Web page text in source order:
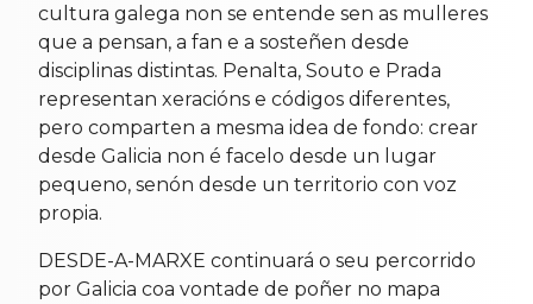
cultura galega non se entende sen as mulleres
que a pensan, a fan e a sosteñen desde
disciplinas distintas. Penalta, Souto e Prada
representan xeracións e códigos diferentes,
pero comparten a mesma idea de fondo: crear
desde Galicia non é facelo desde un lugar
pequeno, senón desde un territorio con voz
propia.
DESDE-A-MARXE continuará o seu percorrido
por Galicia coa vontade de poñer no mapa